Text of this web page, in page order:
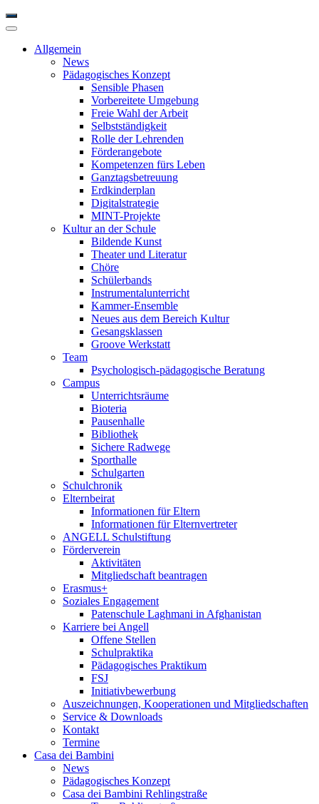
Allgemein
News
Pädagogisches Konzept
Sensible Phasen
Vorbereitete Umgebung
Freie Wahl der Arbeit
Selbstständigkeit
Rolle der Lehrenden
Förderangebote
Kompetenzen fürs Leben
Ganztagsbetreuung
Erdkinderplan
Digitalstrategie
MINT-Projekte
Kultur an der Schule
Bildende Kunst
Theater und Literatur
Chöre
Schülerbands
Instrumentalunterricht
Kammer-Ensemble
Neues aus dem Bereich Kultur
Gesangsklassen
Groove Werkstatt
Team
Psychologisch-pädagogische Beratung
Campus
Unterrichtsräume
Bioteria
Pausenhalle
Bibliothek
Sichere Radwege
Sporthalle
Schulgarten
Schulchronik
Elternbeirat
Informationen für Eltern
Informationen für Elternvertreter
ANGELL Schulstiftung
Förderverein
Aktivitäten
Mitgliedschaft beantragen
Erasmus+
Soziales Engagement
Patenschule Laghmani in Afghanistan
Karriere bei Angell
Offene Stellen
Schulpraktika
Pädagogisches Praktikum
FSJ
Initiativbewerbung
Auszeichnungen, Kooperationen und Mitgliedschaften
Service & Downloads
Kontakt
Termine
Casa dei Bambini
News
Pädagogisches Konzept
Casa dei Bambini Rehlingstraße